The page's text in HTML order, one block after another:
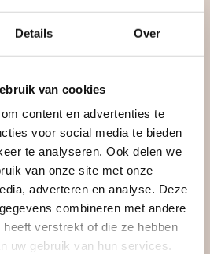
Details Over
van cookies
content en advertenties te
voor social media te bieden
te analyseren. Ook delen we
van onze site met onze
adverteren en analyse. Deze
combineren met andere
verstrekt of die ze hebben
uw gebruik van hun services.
boeiend plot en authentieke